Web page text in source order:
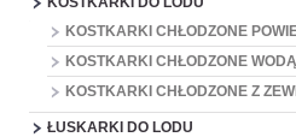
KOSTKARKI CHŁODZONE
KOSTKARKI CHŁODZONE WODĄ
KOSTKARKI CHŁODZONE Z
ŁUSKARKI DO LODU